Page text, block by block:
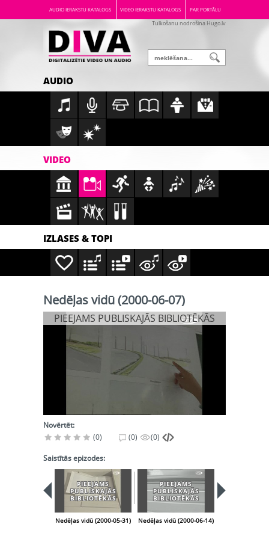
AUDIO IERAKSTU KATALOGS VIDEO IERAKSTU KATALOGS PAR PORTĀLU
Tulkošanu nodrošina Hugo.lv
AUDIO
VIDEO
IZLASES & TOPI
Nedēļas vidū (2000-06-07)
PIEEJAMS PUBLISKAJĀS BIBLIOTĒKĀS
Novērtēt:
(0)
(0) (0)
Saistītās epizodes:
PIEEJAMS
PUBLISKAJĀS
BIBLIOTĒKĀS
Nedēļas vidū (2000-05-31)
PIEEJAMS
PUBLISKAJĀS
BIBLIOTĒKĀS
Nedēļas vidū (2000-06-14)